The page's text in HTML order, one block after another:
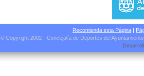
Recomienda esta Página |
© Copyright 2002 - Concejalía de Deportes del